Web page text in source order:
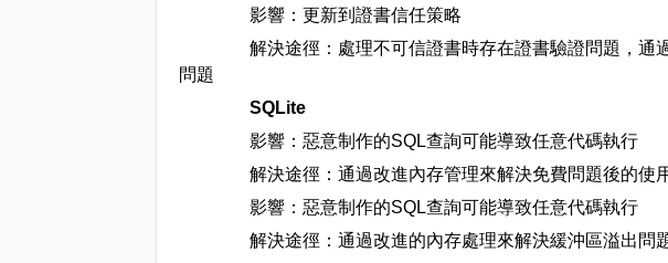
影響：更新到證書信任策略
解決途徑：處理不可信證書時存在證書驗證問題，通
問題
SQLite
影響：惡意制作的SQL查詢可能導致任意代碼執行
解決途徑：通過改進內存管理來解決免費問題後的使
影響：惡意制作的SQL查詢可能導致任意代碼執行
解決途徑：通過改進的內存處理來解決緩沖區溢出問